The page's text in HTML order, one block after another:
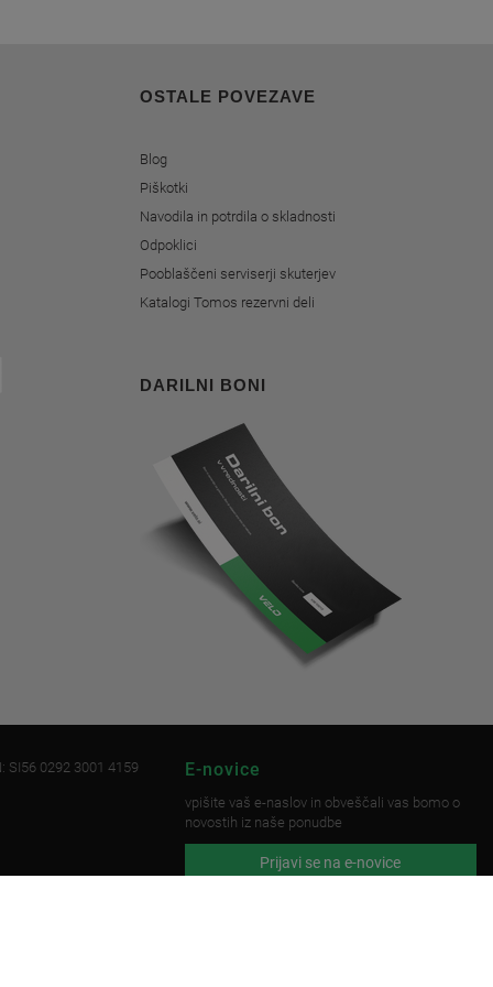
OSTALE POVEZAVE
Blog
Piškotki
Navodila in potrdila o skladnosti
Odpoklici
Pooblaščeni serviserji skuterjev
Katalogi Tomos rezervni deli
DARILNI BONI
SI56 0292 3001 4159
E-novice
vpišite vaš e-naslov in obveščali vas bomo o
novostih iz naše ponudbe
Prijavi se na e-novice